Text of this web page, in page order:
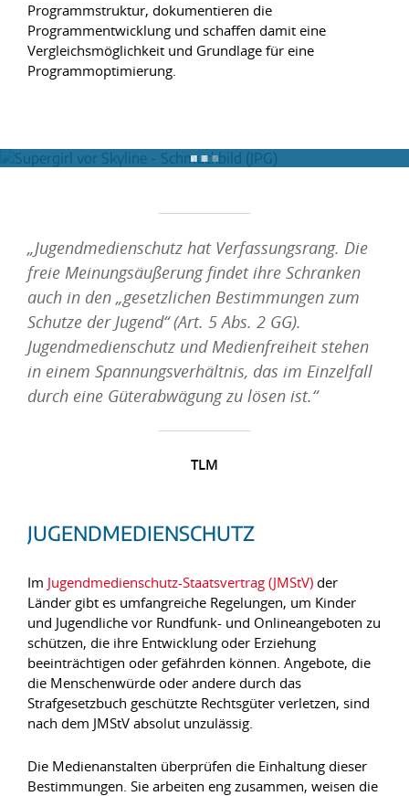
Programmstruktur, dokumentieren die
Programmentwicklung und schaffen damit eine
Vergleichsmöglichkeit und Grundlage für eine
Programmoptimierung.
„Jugendmedienschutz hat Verfassungsrang. Die
freie Meinungsäußerung findet ihre Schranken
auch in den „gesetzlichen Bestimmungen zum
Schutze der Jugend“ (Art. 5 Abs. 2 GG).
Jugendmedienschutz und Medienfreiheit stehen
in einem Spannungsverhältnis, das im Einzelfall
durch eine Güterabwägung zu lösen ist.“
TLM
JUGENDMEDIENSCHUTZ
Im Jugendmedienschutz-Staatsvertrag (JMStV) der
Länder gibt es umfangreiche Regelungen, um Kinder
und Jugendliche vor Rundfunk- und Onlineangeboten zu
schützen, die ihre Entwicklung oder Erziehung
beeinträchtigen oder gefährden können. Angebote, die
die Menschenwürde oder andere durch das
Strafgesetzbuch geschützte Rechtsgüter verletzen, sind
nach dem JMStV absolut unzulässig.
Die Medienanstalten überprüfen die Einhaltung dieser
Bestimmungen. Sie arbeiten eng zusammen, weisen die